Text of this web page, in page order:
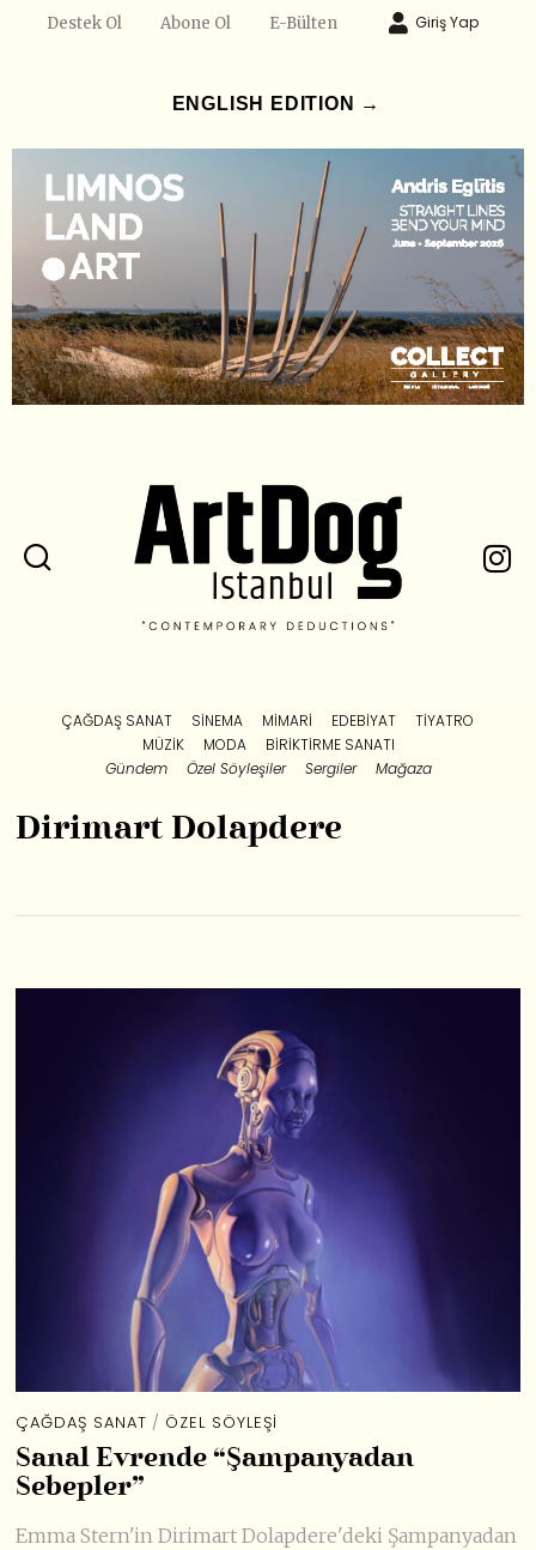
Destek Ol Abone Ol E-Bülten Giriş Yap
ENGLISH EDITION →
ÇAĞDAŞ SANAT SINEMA MIMARI EDEBIYAT
TIYATRO
MÜZIK
MODA
BIRIKTIRME SANATI
Gündem
Özel Söyleşiler Sergiler Mağaza
Dirimart Dolapdere
ÇAĞDAŞ SANAT / ÖZEL SÖYLEŞI
Sanal Evrende “Şampanyadan
Sebepler”
Emma Stern'in Dirimart Dolapdere'deki Şampanyadan